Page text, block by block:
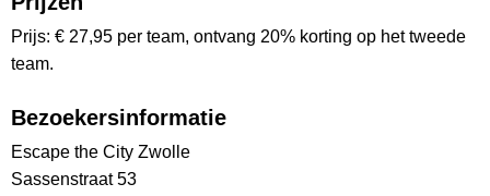
Prijs: € 27,95 per team, ontvang 20% korting op het tweede
team.
Bezoekersinformatie
Escape the City Zwolle
Sassenstraat 53